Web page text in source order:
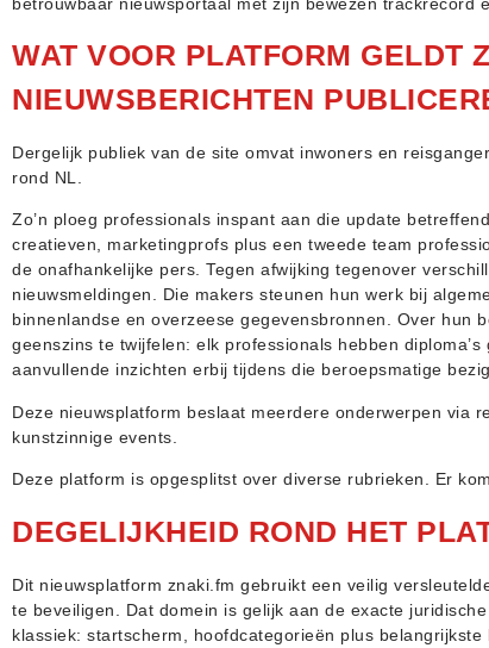
WAT VOOR PLATFORM GELDT
NIEUWSBERICHTEN
Dergelijk publiek van de site omvat inwoners en
rond NL.
Zo’n ploeg professionals inspant aan die update
creatieven, marketingprofs plus een tweede team
de onafhankelijke pers. Tegen afwijking tegenover
nieuwsmeldingen. Die makers steunen hun werk bij
binnenlandse en overzeese gegevensbronnen. Over hun
geenszins te twijfelen: elk professionals hebben
aanvullende inzichten erbij tijdens die beroepsmatige
Deze nieuwsplatform beslaat meerdere onderwerpen via
kunstzinnige events.
Deze platform is opgesplitst over diverse rubrieken. Er
DEGELIJKHEID ROND HET
Dit nieuwsplatform znaki.fm gebruikt een veilig
te beveiligen. Dat domein is gelijk aan de exacte
klassiek: startscherm, hoofdcategorieën plus